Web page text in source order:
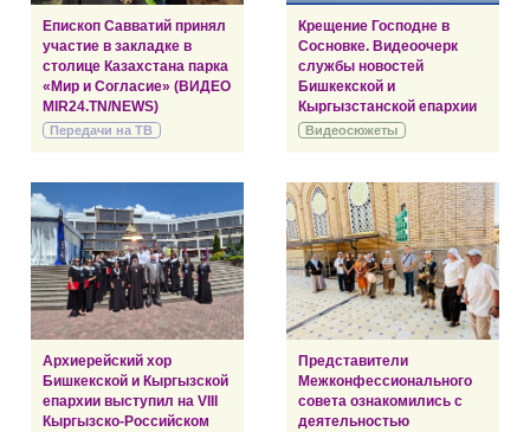
Епископ Савватий принял
участие в закладке в
столице Казахстана парка
«Мир и Согласие» (ВИДЕО
MIR24.TN/NEWS)
Передачи на ТВ
Крещение Господне в
Сосновке. Видеоочерк
службы новостей
Бишкекской и
Кыргызстанской епархии
Видеосюжеты
Архиерейский хор
Бишкекской и Кыргызской
епархии выступил на VIII
Кыргызско-Российском
Представители
Межконфессионального
совета ознакомились с
деятельностью